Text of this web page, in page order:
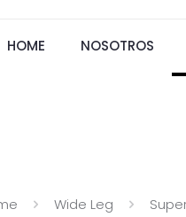
HOME NOSOTROS
Wide Leg